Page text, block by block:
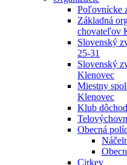
Poľovnícke
Základná
chovateľov
Slovenský
25-31
Slovenský
Klenovec
Miestny
Klenovec
Klub
Obecná
Cirkev